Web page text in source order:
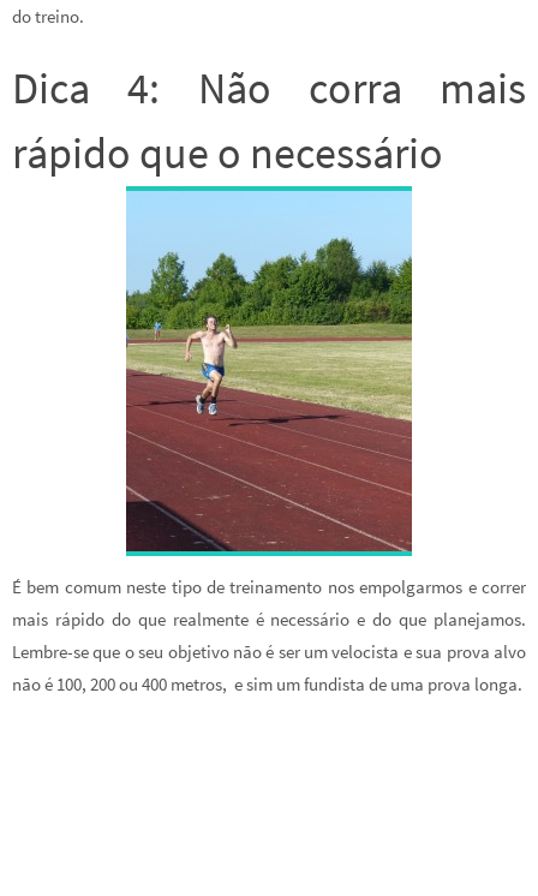
do treino.
Dica 4: Não corra mais
rápido que o necessário
É bem comum neste tipo de treinamento nos empolgarmos e correr
mais rápido do que realmente é necessário e do que planejamos.
Lembre-se que o seu objetivo não é ser um velocista e sua prova alvo
não é 100, 200 ou 400 metros, e sim um fundista de uma prova longa.